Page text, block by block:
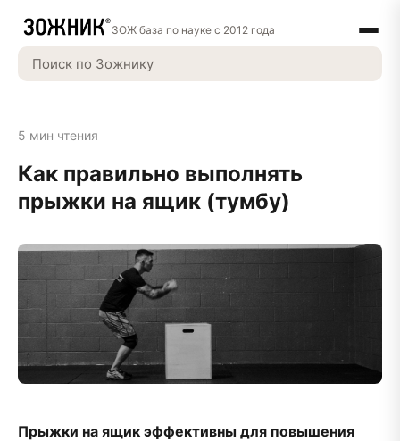
ЗОЖ база по науке с 2012 года
5 мин чтения
Как правильно выполнять
прыжки на ящик (тумбу)
Прыжки на ящик эффективны для повышения